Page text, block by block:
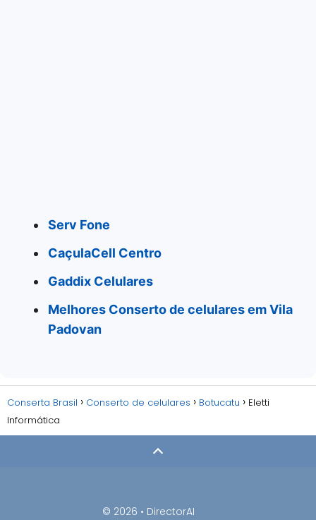
Serv Fone
CaçulaCell Centro
Gaddix Celulares
Melhores Conserto de celulares em Vila
Padovan
Conserta Brasil Conserto de celulares Botucatu
Eletti
Informática
© 2026 • DirectorAI